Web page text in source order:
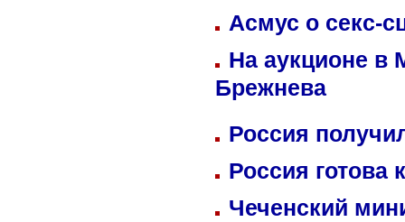
Асмус о секс-
На аукционе в
Брежнева
Россия
Россия готова
Чеченский